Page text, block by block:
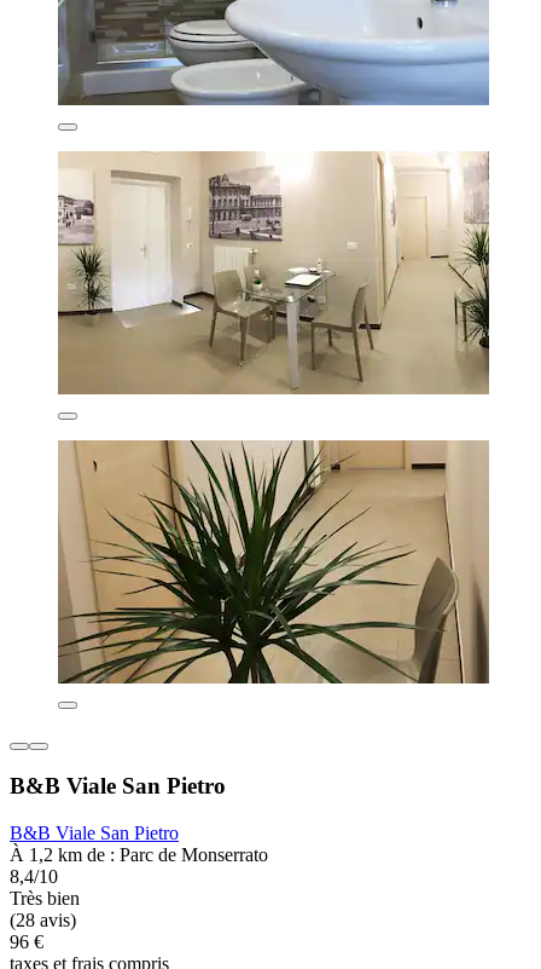
B&B Viale San Pietro
B&B Viale San Pietro
À 1,2 km de : Parc de Monserrato
8,4/10
Très bien
(28 avis)
96 €
taxes et frais compris